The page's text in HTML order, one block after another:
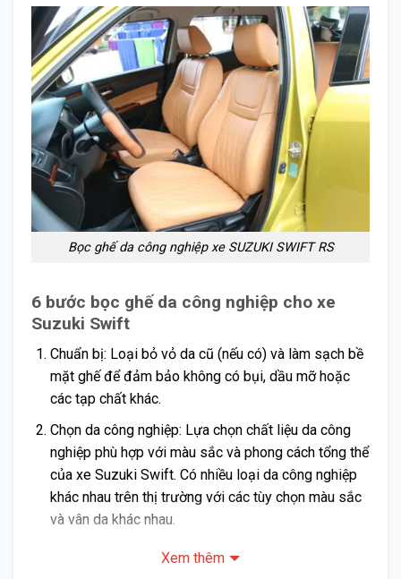
Bọc ghế da công nghiệp xe SUZUKI SWIFT RS
6 bước bọc ghế da công nghiệp cho xe
Suzuki Swift
Chuẩn bị: Loại bỏ vỏ da cũ (nếu có) và làm sạch bề
mặt ghế để đảm bảo không có bụi, dầu mỡ hoặc
các tạp chất khác.
Chọn da công nghiệp: Lựa chọn chất liệu da công
nghiệp phù hợp với màu sắc và phong cách tổng thể
của xe Suzuki Swift. Có nhiều loại da công nghiệp
khác nhau trên thị trường với các tùy chọn màu sắc
và vân da khác nhau.
Cắt da: Sử dụng mẫu hoặc kích thước ghế để cắt da
Xem thêm